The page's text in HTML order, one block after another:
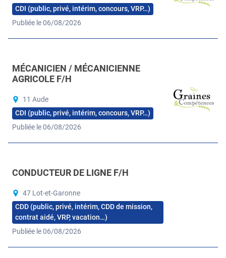
CDI (public, privé, intérim, concours, VRP…)
Publiée le 06/08/2026
MÉCANICIEN / MÉCANICIENNE
AGRICOLE F/H
11 Aude
CDI (public, privé, intérim, concours, VRP…)
Publiée le 06/08/2026
CONDUCTEUR DE LIGNE F/H
47 Lot-et-Garonne
CDD (public, privé, intérim, CDD de mission,
contrat aidé, VRP, vacation…)
Publiée le 06/08/2026